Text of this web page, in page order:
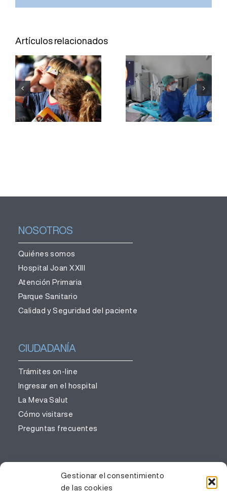
Gestionar el consentimiento
de las cookies
Artículos relacionados
Oftalmología
Joan XXIII
refuerza la
labor
divulgativa
El Hospital
una técnica
para
obtener
muestras de
teijido
NOSOTROS
Quiénes somos
Hospital Joan XXIII
Atención Primaria
Parque Sanitario
Calidad y Seguridad del paciente
CIUDADANÍA
Trámites on-line
Ingresar en el hospital
La Meva Salut
Cómo visitarse
Preguntas frecuentes
Gestión del conocimiento